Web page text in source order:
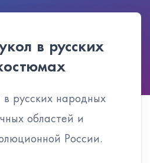
в русских
в русских народных
областей и
России.